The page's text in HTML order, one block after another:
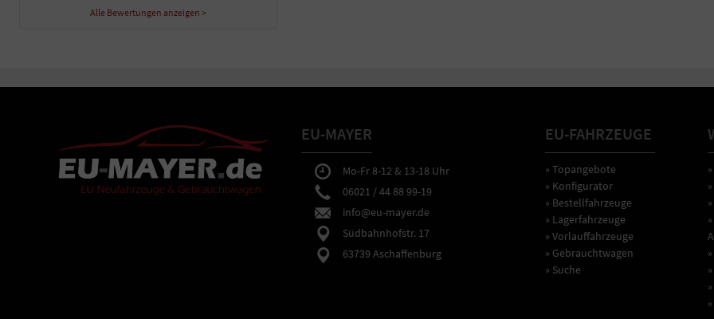
Alle Bewertungen anzeigen >
EU-MAYER
Mo-Fr 8-12 & 13-18 Uhr
06021 / 44 88 99-19
info@eu-mayer.de
Südbahnhofstr. 17
63739 Aschaffenburg
EU-FAHRZEUGE
» Topangebote
» Konfigurator
» Bestellfahrzeuge
» Lagerfahrzeuge
» Vorlauffahrzeuge
» Gebrauchtwagen
» Suche